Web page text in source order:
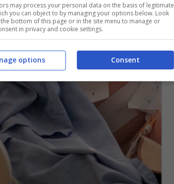
may process your personal data on the basis of legitimate
you can object to by managing your options below. Look
bottom of this page or in the site menu to manage or
in privacy and cookie settings.
Consent
options